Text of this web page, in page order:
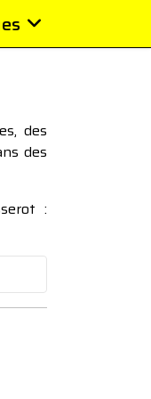
des
des
: